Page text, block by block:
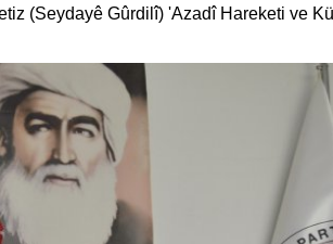
(Seydayê Gûrdilî) 'Azadî Hareketi ve